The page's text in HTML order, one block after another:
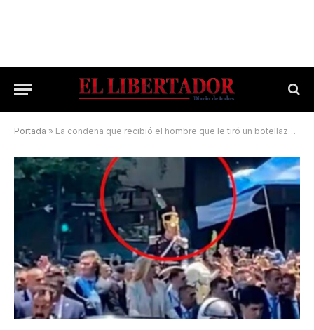
Portada » La condena que recibió el hombre que le tiró un botellazo a Milei